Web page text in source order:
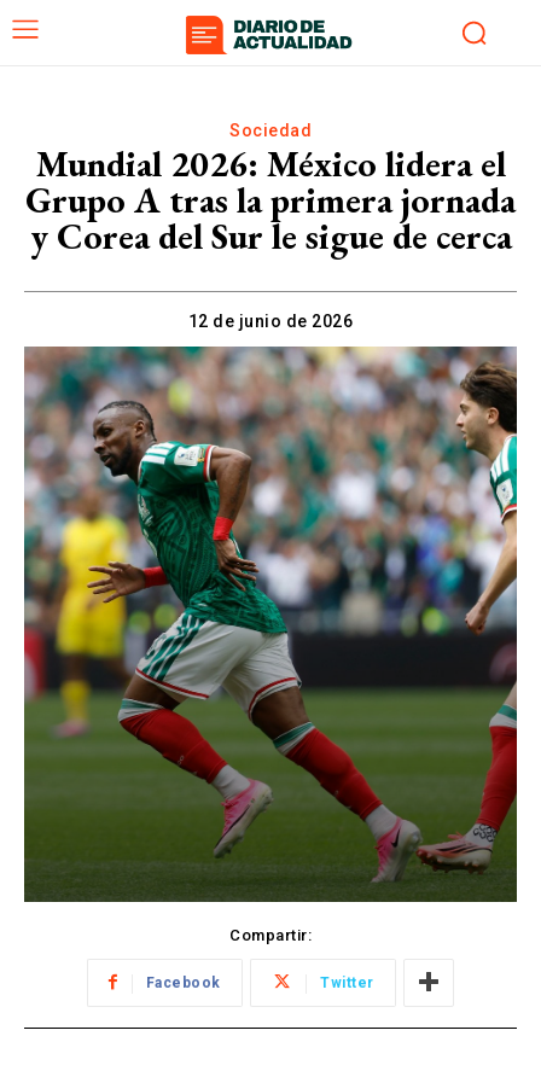
Sociedad
Mundial 2026: México lidera el
Grupo A tras la primera jornada
y Corea del Sur le sigue de cerca
12 de junio de 2026
Compartir:
Facebook Twitter